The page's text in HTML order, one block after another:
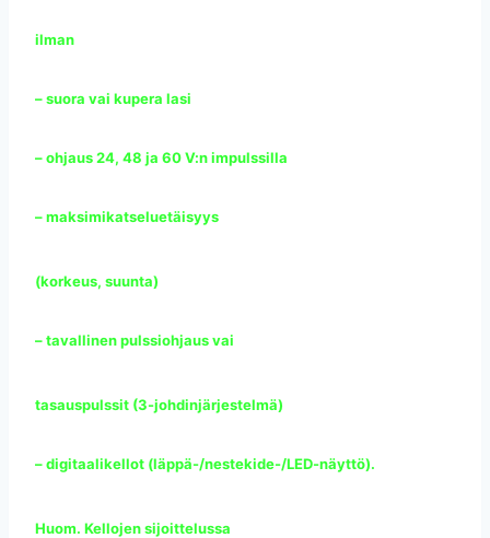
ilman
– suora vai kupera lasi
– ohjaus 24, 48 ja 60 V:n impulssilla
– maksimikatseluetäisyys
(korkeus, suunta)
– tavallinen pulssiohjaus vai
tasauspulssit (3-johdinjärjestelmä)
– digitaalikellot (läppä-/nestekide-/LED-näyttö).
Huom. Kellojen sijoittelussa